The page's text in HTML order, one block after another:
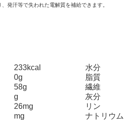
発汗等で失われた電解質を補給できます。
233kcal 水分
0g 脂質
58g 繊維
g 灰分
26mg リン
mg ナトリウム